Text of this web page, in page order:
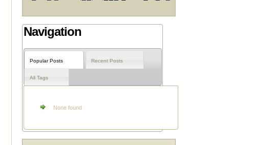
Navigation
Popular Posts Recent Posts
All Tags
None found